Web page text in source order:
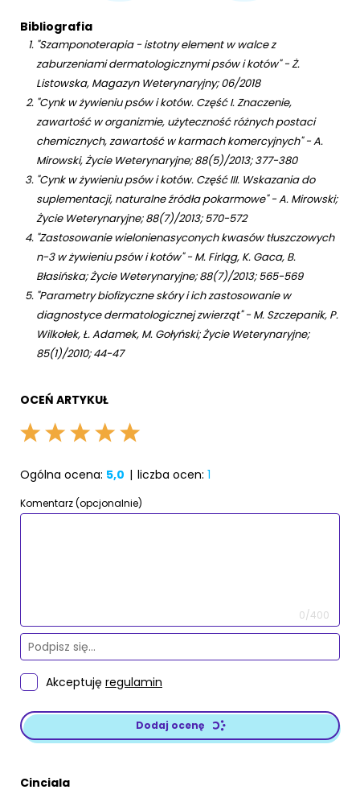
Bibliografia
"Szamponoterapia - istotny element w walce z
zaburzeniami dermatologicznymi psów i kotów" - Ż.
Listowska, Magazyn Weterynaryjny; 06/2018
"Cynk w żywieniu psów i kotów. Część I. Znaczenie,
zawartość w organizmie, użyteczność różnych postaci
chemicznych, zawartość w karmach komercyjnych" - A.
Mirowski, Życie Weterynaryjne; 88(5)/2013; 377-380
"Cynk w żywieniu psów i kotów. Część III. Wskazania do
suplementacji, naturalne źródła pokarmowe" - A. Mirowski;
Życie Weterynaryjne; 88(7)/2013; 570-572
"Zastosowanie wielonienasyconych kwasów tłuszczowych
n-3 w żywieniu psów i kotów" - M. Firląg, K. Gaca, B.
Błasińska; Życie Weterynaryjne; 88(7)/2013; 565-569
"Parametry biofizyczne skóry i ich zastosowanie w
diagnostyce dermatologicznej zwierząt" - M. Szczepanik, P.
Wilkołek, Ł. Adamek, M. Gołyński; Życie Weterynaryjne;
85(1)/2010; 44-47
OCEŃ ARTYKUŁ
Ogólna ocena: 5,0 | liczba ocen: 1
Komentarz (opcjonalnie)
0/400
Akceptuję regulamin
Dodaj ocenę
Cinciala